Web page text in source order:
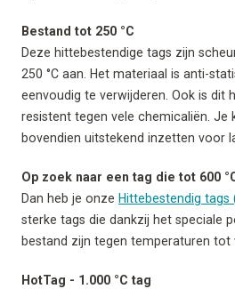
Bestand tot 250 °C
Deze hittebestendige tags zijn
250 °C aan. Het materiaal is anti-
eenvoudig te verwijderen. Ook is dit
resistent tegen vele chemicaliën. Je
bovendien uitstekend inzetten voor
Op zoek naar een tag die tot 600
Dan heb je onze Hittebestendig tags
sterke tags die dankzij het speciale
bestand zijn tegen temperaturen tot
HotTag - 1.000 °C tag